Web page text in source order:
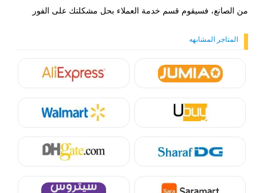
من الصانع، فسيقوم قسم خدمة العملاء بحل مشكلتك على الفور
المتاجر المشابهه